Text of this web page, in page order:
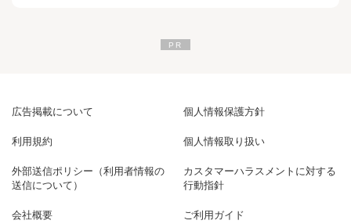
広告掲載について 個人情報保護方針
利用規約 個人情報取り扱い
外部送信ポリシー（利用者情報の
送信について）
カスタマーハラスメントに対する
行動指針
会社概要 ご利用ガイド